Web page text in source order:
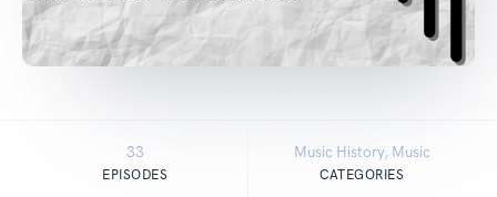
33
EPISODES
Music History, Music
CATEGORIES